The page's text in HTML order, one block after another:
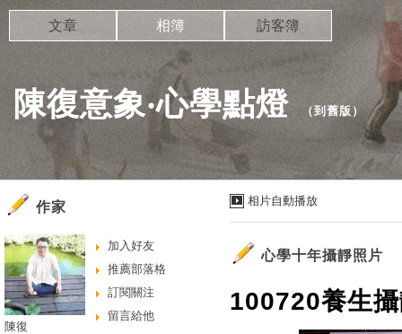
陳復意象‧心學點燈 （到舊版 ）
文章 相簿 訪客簿
相片自動播放
心學十年攝靜照片
100720養生
作家
加入好友
推薦部落格
訂閱關注
留言給他
陳復